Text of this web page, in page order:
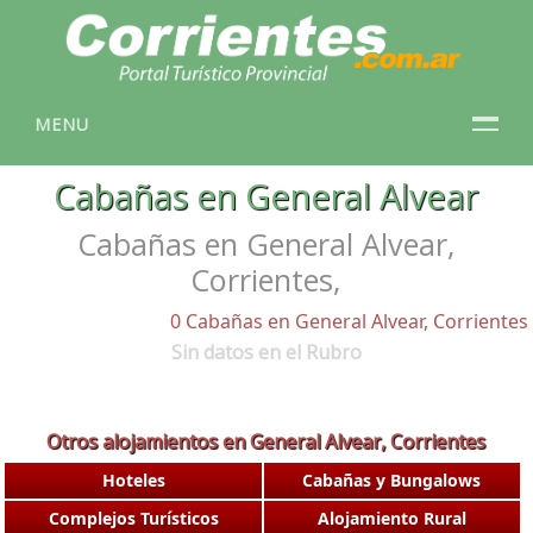
MENU
Cabañas en General Alvear
Cabañas en General Alvear,
Corrientes,
0 Cabañas en General Alvear, Corrientes
Sin datos en el Rubro
Otros alojamientos en General Alvear, Corrientes
Hoteles
Cabañas y Bungalows
Complejos Turísticos
Alojamiento Rural